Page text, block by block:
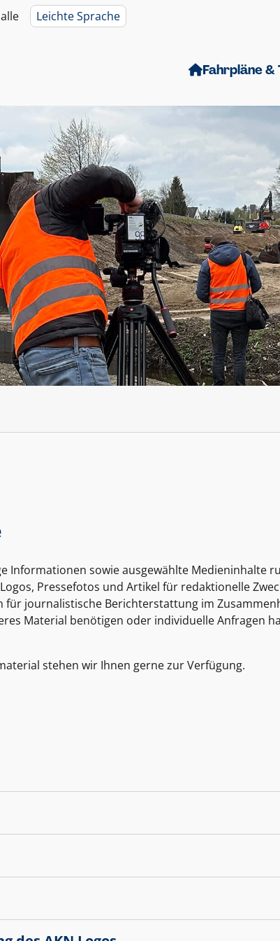
Leichte Sprache
Fahrpläne
Informationen sowie ausgewählte Medieninhalte
Pressefotos und Artikel für redaktionelle
für journalistische Berichterstattung im
Material benötigen oder individuelle Anfragen
stehen wir Ihnen gerne zur Verfügung.